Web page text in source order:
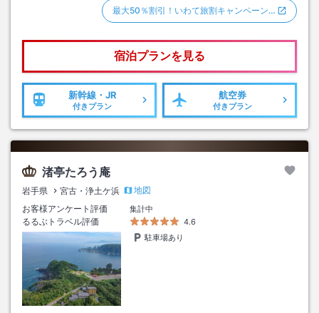
最大50％割引！いわて旅割キャンペーン…
宿泊プランを見る
新幹線・JR
付きプラン
航空券
付きプラン
渚亭たろう庵
岩手県 宮古・浄土ケ浜
地図
お客様アンケート評価
集計中
るるぶトラベル評価
4.6
駐車場あり